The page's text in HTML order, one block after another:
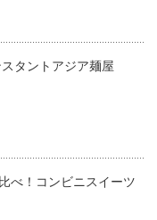
タントアジア麺屋
べ！コンビニスイーツ